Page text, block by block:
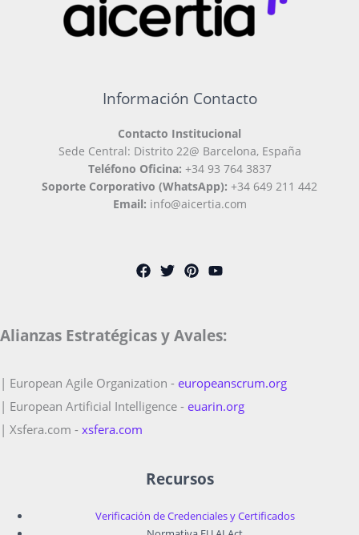
Información Contacto
Contacto Institucional
Sede Central: Distrito 22@ Barcelona, España
Teléfono Oficina: +34 93 764 3837
Soporte Corporativo (WhatsApp): +34 649 211 442
Email: info@aicertia.com
Alianzas Estratégicas y Avales:
| European Agile Organization - europeanscrum.org
| European Artificial Intelligence - euarin.org
| Xsfera.com - xsfera.com
Recursos
Verificación de Credenciales y Certificados